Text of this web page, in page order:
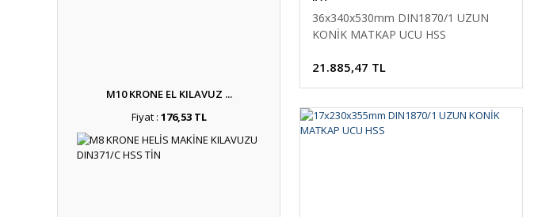
M10 KRONE EL KILAVUZ ...
Fiyat : 176,53 TL
36x340x530mm DIN1870/1 UZUN
KONİK MATKAP UCU HSS
21.885,47 TL